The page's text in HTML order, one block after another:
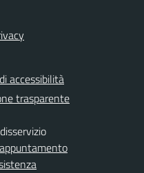
accessibilità
trasparente